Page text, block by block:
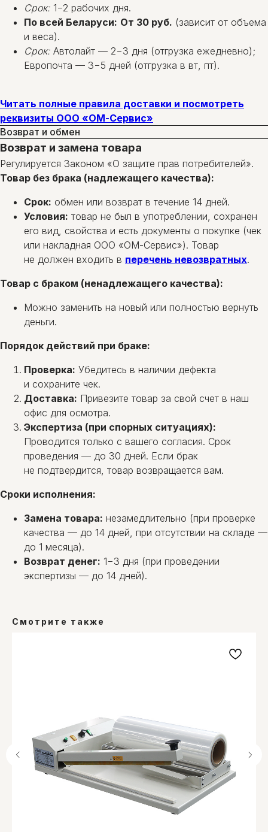
Срок: 1−2 рабочих дня.
По всей Беларуси: От 30 руб. (зависит от объема
и веса).
Срок: Автолайт — 2−3 дня (отгрузка ежедневно);
Европочта — 3−5 дней (отгрузка в вт, пт).
Читать полные правила доставки и посмотреть
реквизиты ООО «ОМ-Сервис»
Возврат и обмен
Возврат и замена товара
Регулируется Законом «О защите прав потребителей».
Товар без брака (надлежащего качества):
Срок: обмен или возврат в течение 14 дней.
Условия: товар не был в употреблении, сохранен
его вид, свойства и есть документы о покупке (чек
или накладная ООО «ОМ-Сервис»). Товар
не должен входить в перечень невозвратных.
Товар с браком (ненадлежащего качества):
Можно заменить на новый или полностью вернуть
деньги.
Порядок действий при браке:
Проверка: Убедитесь в наличии дефекта
и сохраните чек.
Доставка: Привезите товар за свой счет в наш
офис для осмотра.
Экспертиза (при спорных ситуациях):
Проводится только с вашего согласия. Срок
проведения — до 30 дней. Если брак
не подтвердится, товар возвращается вам.
Сроки исполнения:
Замена товара: незамедлительно (при проверке
качества — до 14 дней, при отсутствии на складе —
до 1 месяца).
Возврат денег: 1−3 дня (при проведении
экспертизы — до 14 дней).
Смотрите также